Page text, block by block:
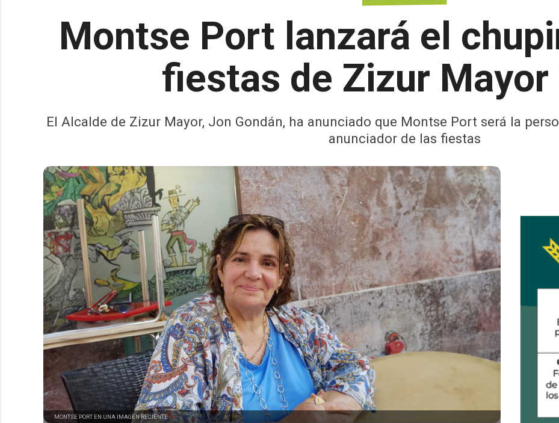
Montse Port lanzará el
fiestas de Zizur
El Alcalde de Zizur Mayor, Jon Gondán, ha anunciado que Montse Port será la
anunciador de las fiestas
MONTSE PORT EN UNA IMAGEN RECIENTE